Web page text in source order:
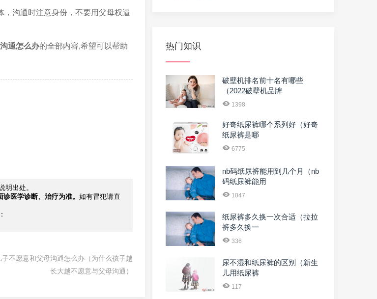
沟通时注意身份，不要用父母权逼
通怎么办的全部内容,希望可以帮助
明出处。
医学诊断、治疗为准。 如有冒犯请直
子不愿意和父母沟通怎么办（为什么孩子越
长大越不愿意与父母沟通）
热门知识
破壁机排名前十名有哪些
（2022破壁机品牌
1398
好奇纸尿裤哪个系列好（好奇
纸尿裤是哪
6775
nb码纸尿裤能用到几个月（nb
码纸尿裤能用
1047
纸尿裤多久换一次合适（拉拉
裤多久换一
336
尿不湿和纸尿裤的区别（新生
儿用纸尿裤
117